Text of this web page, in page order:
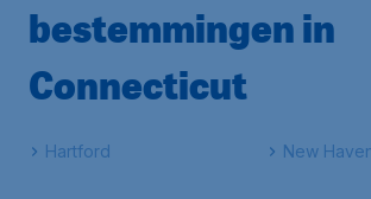
bestemmingen in
Connecticut
Hartford New